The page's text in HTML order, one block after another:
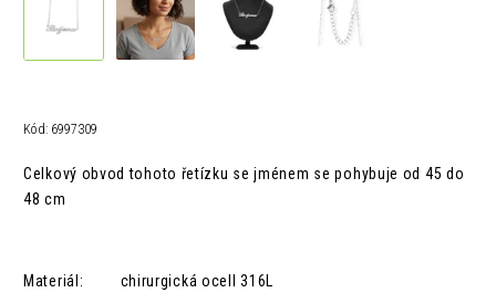
Kód: 6997309
Celkový obvod tohoto řetízku se jménem se pohybuje od 45 do
48 cm
Materiál: chirurgická ocelI 316L